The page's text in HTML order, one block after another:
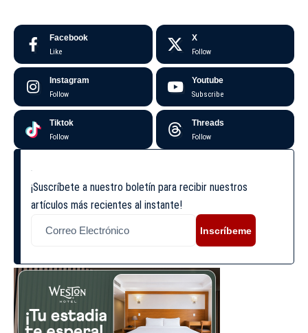
Facebook
Like
X
Follow
Instagram
Follow
Youtube
Subscribe
Tiktok
Follow
Threads
Follow
¡Suscríbete a nuestro boletín para recibir nuestros
artículos más recientes al instante!
Inscríbeme